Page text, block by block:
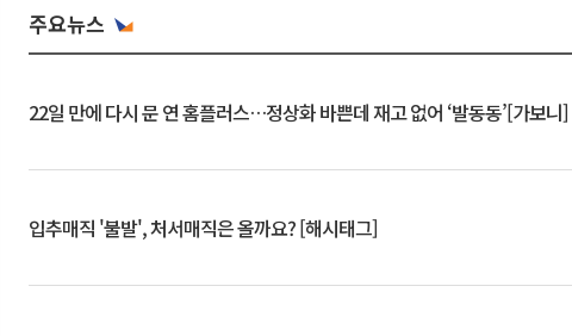
주요뉴스
22일 만에 다시 문 연 홈플러스…정상화 바쁜데 재고 없어 ‘발동동’[가보니]
입추매직 '불발', 처서매직은 올까요? [해시태그]